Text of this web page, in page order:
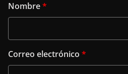
Nombre*
Correo electrónico *